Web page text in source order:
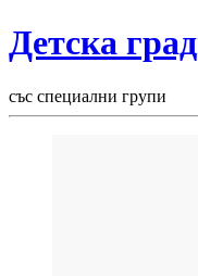
Детска
със специални групи